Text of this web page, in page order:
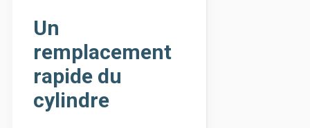
Un
remplacement
rapide du
cylindre